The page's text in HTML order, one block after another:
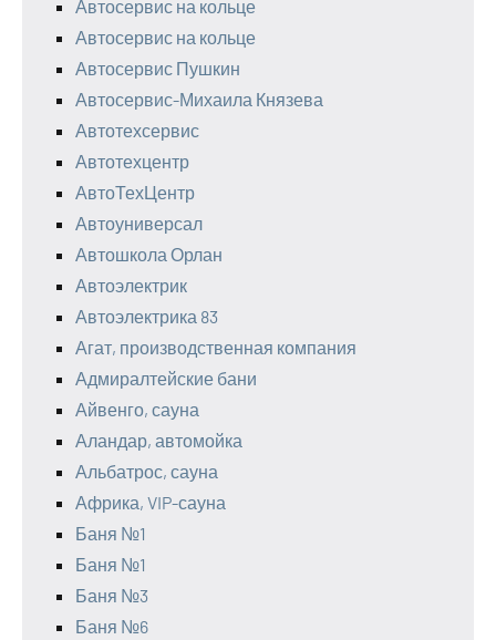
Автосервис на кольце
Автосервис на кольце
Автосервис Пушкин
Автосервис-Михаила Князева
Автотехсервис
Автотехцентр
АвтоТехЦентр
Автоуниверсал
Автошкола Орлан
Автоэлектрик
Автоэлектрика 83
Агат, производственная компания
Адмиралтейские бани
Айвенго, сауна
Аландар, автомойка
Альбатрос, сауна
Африка, VIP-сауна
Баня №1
Баня №1
Баня №3
Баня №6